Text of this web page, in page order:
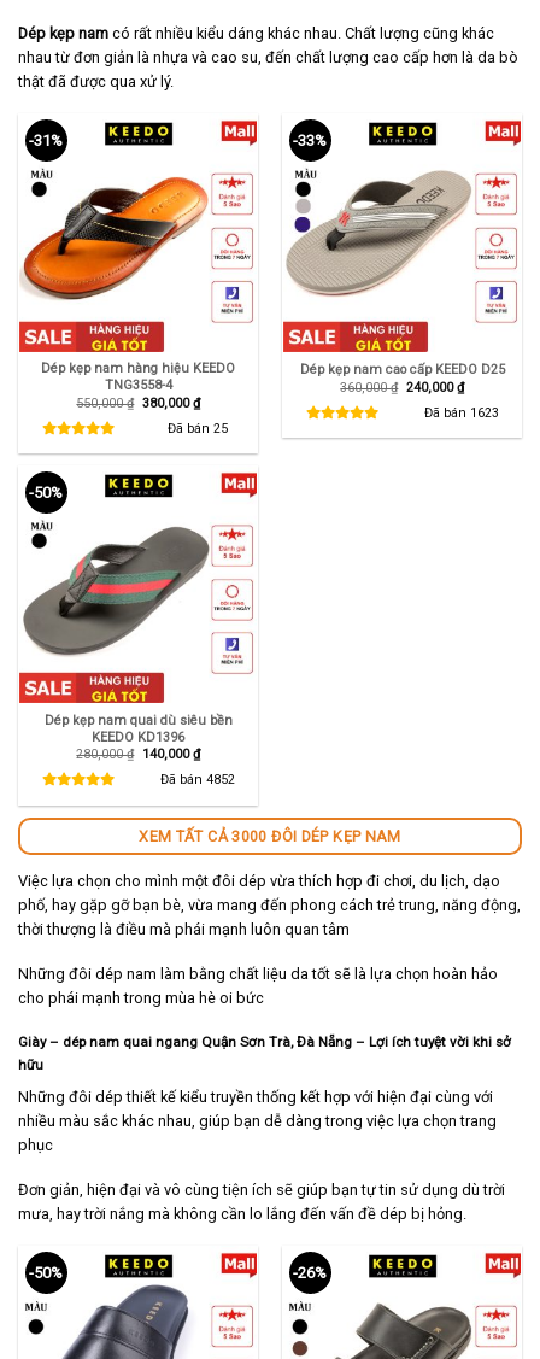
Dép kẹp nam có rất nhiều kiểu dáng khác nhau. Chất lượng cũng khác
nhau từ đơn giản là nhựa và cao su, đến chất lượng cao cấp hơn là da bò
thật đã được qua xử lý.
-31%
Dép kẹp nam hàng hiệu KEEDO
TNG3558-4
550,000₫ Giá
550,000 ₫.
380,000₫Giá
hiện
tại
là:
Đã bán 25
-33%
Dép kẹp nam cao cấp KEEDO D25
360,000₫ Giá
360,000 ₫.
240,000₫Giá
hiện
tại
là:
Đã bán 1623
-50%
Dép kẹp nam quai dù siêu bền
KEEDO KD1396
280,000₫ Giá
140,000₫Giá
hiện
tại
Đã bán 4852
XEM TẤT CẢ 3000 ĐÔI DÉP KẸP NAM
Việc lựa chọn cho mình một đôi dép vừa thích hợp đi chơi, du lịch, dạo
phố, hay gặp gỡ bạn bè, vừa mang đến phong cách trẻ trung, năng động,
thời thượng là điều mà phái mạnh luôn quan tâm
Những đôi dép nam làm bằng chất liệu da tốt sẽ là lựa chọn hoàn hảo
cho phái mạnh trong mùa hè oi bức
Giày – dép nam quai ngang Quận Sơn Trà, Đà Nẵng – Lợi ích tuyệt vời khi sở
hữu
Những đôi dép thiết kế kiểu truyền thống kết hợp với hiện đại cùng với
nhiều màu sắc khác nhau, giúp bạn dễ dàng trong việc lựa chọn trang
phục
Đơn giản, hiện đại và vô cùng tiện ích sẽ giúp bạn tự tin sử dụng dù trời
mưa, hay trời nắng mà không cần lo lắng đến vấn đề dép bị hỏng.
-50% -26%